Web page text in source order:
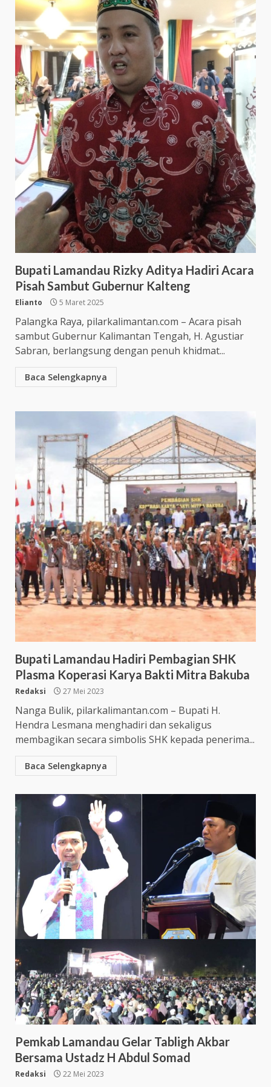
Bupati Lamandau Rizky Aditya Hadiri Acara
Pisah Sambut Gubernur Kalteng
Elianto 5 Maret 2025
Palangka Raya, pilarkalimantan.com – Acara pisah
sambut Gubernur Kalimantan Tengah, H. Agustiar
Sabran, berlangsung dengan penuh khidmat...
Baca Selengkapnya
Bupati Lamandau Hadiri Pembagian SHK
Plasma Koperasi Karya Bakti Mitra Bakuba
Redaksi 27 Mei 2023
Nanga Bulik, pilarkalimantan.com – Bupati H.
Hendra Lesmana menghadiri dan sekaligus
membagikan secara simbolis SHK kepada penerima...
Baca Selengkapnya
Pemkab Lamandau Gelar Tabligh Akbar
Bersama Ustadz H Abdul Somad
Redaksi 22 Mei 2023